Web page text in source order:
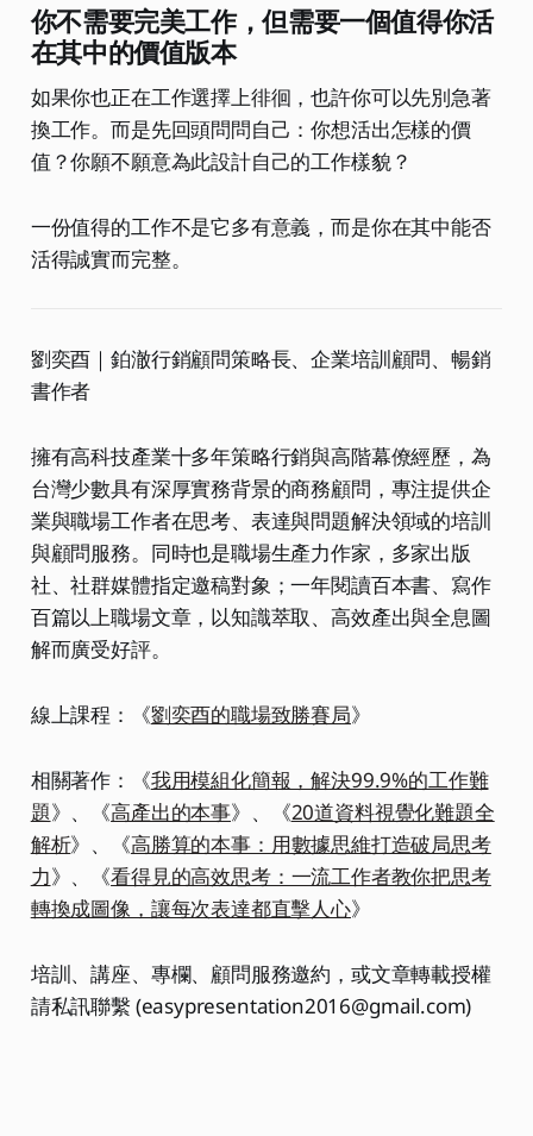
你不需要完美工作，但需要一個值得你活
在其中的價值版本
如果你也正在工作選擇上徘徊，也許你可以先別急著
換工作。而是先回頭問問自己：你想活出怎樣的價
值？你願不願意為此設計自己的工作樣貌？
一份值得的工作不是它多有意義，而是你在其中能否
活得誠實而完整。
劉奕酉｜鉑澈行銷顧問策略長、企業培訓顧問、暢銷
書作者
擁有高科技產業十多年策略行銷與高階幕僚經歷，為
台灣少數具有深厚實務背景的商務顧問，專注提供企
業與職場工作者在思考、表達與問題解決領域的培訓
與顧問服務。同時也是職場生產力作家，多家出版
社、社群媒體指定邀稿對象；一年閱讀百本書、寫作
百篇以上職場文章，以知識萃取、高效產出與全息圖
解而廣受好評。
線上課程：《劉奕酉的職場致勝賽局》
相關著作：《我用模組化簡報，解決99.9%的工作難
題》、《高產出的本事》、《20道資料視覺化難題全
解析》、《高勝算的本事：用數據思維打造破局思考
力》、《看得見的高效思考：一流工作者教你把思考
轉換成圖像，讓每次表達都直擊人心》
培訓、講座、專欄、顧問服務邀約，或文章轉載授權
請私訊聯繫 (easypresentation2016@gmail.com)